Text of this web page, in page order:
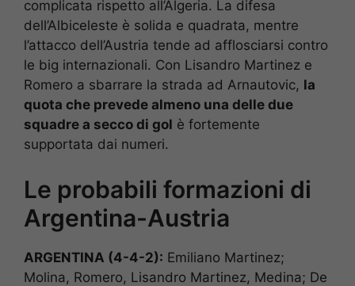
complicata rispetto all’Algeria. La difesa
dell’Albiceleste è solida e quadrata, mentre
l’attacco dell’Austria tende ad afflosciarsi contro
le big internazionali. Con Lisandro Martinez e
Romero a sbarrare la strada ad Arnautovic, la
quota che prevede almeno una delle due
squadre a secco di gol è fortemente
supportata dai numeri.
Le probabili formazioni di
Argentina-Austria
ARGENTINA (4-4-2): Emiliano Martinez;
Molina, Romero, Lisandro Martinez, Medina; De